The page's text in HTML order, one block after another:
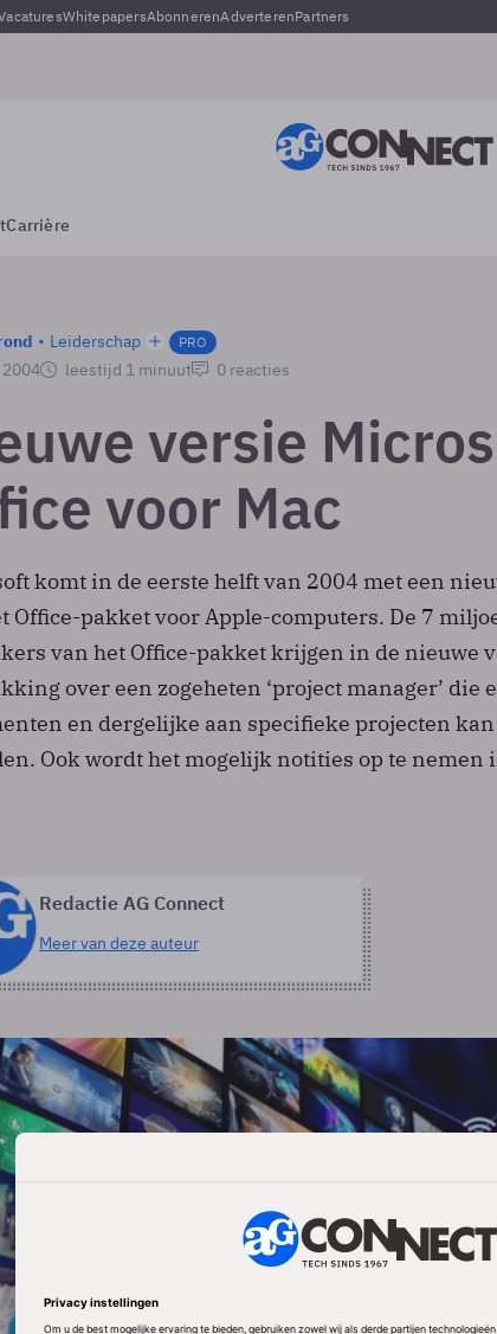
WhitepapersAbonnerenAdverterenPartners
Carrière
Leiderschap PRO
leestijd 1 minuut 0 reacties
versie
voor Mac
komt in de eerste helft van 2004 met een
Office-pakket voor Apple-computers. De 7
van het Office-pakket krijgen in de nieuwe
over een zogeheten ‘project manager’ die
en dergelijke aan specifieke projecten kan
Ook wordt het mogelijk notities op te nemen
Redactie AG Connect
Meer van deze auteur